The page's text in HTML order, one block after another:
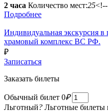
2 часа Количество мест:25
Подробнее
Индивидуальная экскурсия
храмовый комплекс ВС РФ.
₽
Записаться
Заказать билеты
Обычный билет 0₽
Льготный? Льготные билеты